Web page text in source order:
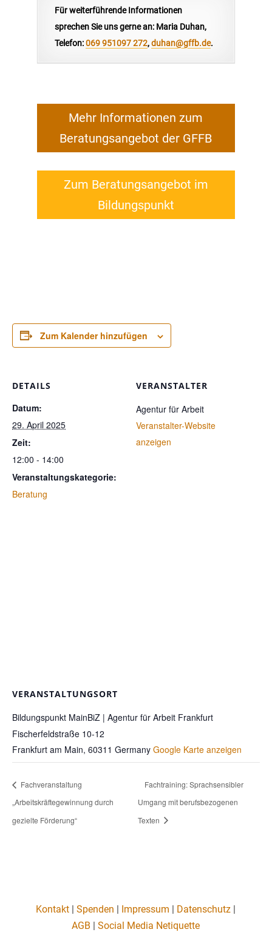
Für weiterführende Informationen
sprechen Sie uns gerne an: Maria Duhan,
Telefon:069 951097 272,duhan@gffb.de.
Mehr Informationen zum
Beratungsangebot der GFFB
Zum Beratungsangebot im
Bildungspunkt
Zum Kalender hinzufügen
DETAILS
Datum:
29. April 2025
Zeit:
12:00 - 14:00
Veranstaltungskategorie:
Beratung
VERANSTALTER
Agentur für Arbeit
Veranstalter-Website
anzeigen
VERANSTALTUNGSORT
Bildungspunkt MainBiZ | Agentur für Arbeit Frankfurt
Fischerfeldstraße 10-12
Frankfurt am Main, 60311 Germany Google Karte anzeigen
Fachveranstaltung
„Arbeitskräftegewinnung durch
gezielte Förderung“
Fachtraining: Sprachsensibler
Umgang mit berufsbezogenen
Texten
Kontakt |Spenden | Impressum | Datenschutz |
AGB |Social Media Netiquette